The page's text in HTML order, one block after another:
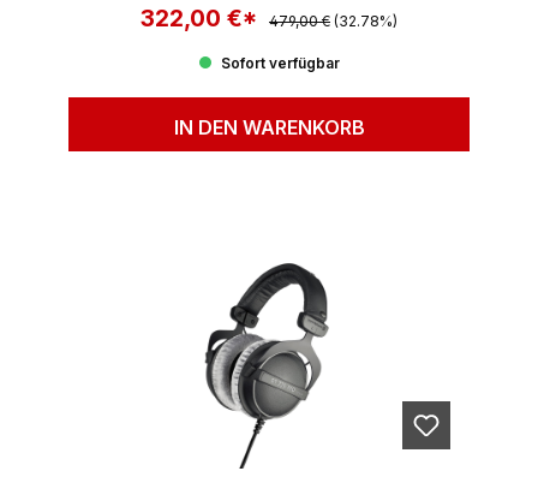
Verkaufspreis:
322,00 €* Regulärer Preis:
479,00 € (32.78%)
Sofort verfügbar
IN DEN WARENKORB